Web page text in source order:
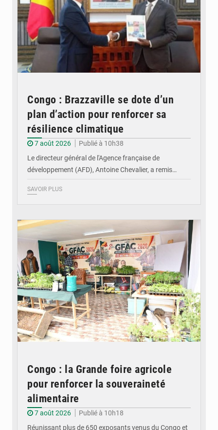
Congo : Brazzaville se dote d’un
plan d’action pour renforcer sa
résilience climatique
7 août 2026
Publié à 10h38
Le directeur général de l'Agence française de
développement (AFD), Antoine Chevalier, a remis…
SAVOIR PLUS
Congo : la Grande foire agricole
pour renforcer la souveraineté
alimentaire
7 août 2026
Publié à 10h18
Réunissant plus de 650 exposants venus du Congo et